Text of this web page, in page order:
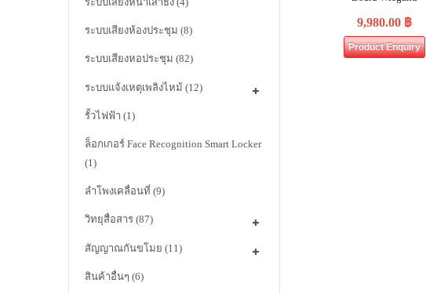
ระบบเสียงห้องประชุม (8)
ระบบเสียงหอประชุม (82)
ระบบแจ้งเหตุเพลิงไหม้ (12)
รั้วไฟฟ้า (1)
ล็อกเกอร์ Face Recognition Smart Locker
(1)
ลำโพงเคลื่อนที่ (9)
วิทยุสื่อสาร (87)
สัญญาณกันขโมย (11)
สินค้าอื่นๆ (6)
9,980.00 ฿
Product Enquiry